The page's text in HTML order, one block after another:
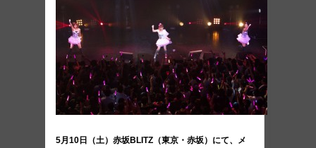
5月10日（土）赤坂BLITZ（東京・赤坂）にて、メ